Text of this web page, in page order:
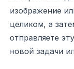
изображение
целиком, а
отправляете
новой задачи